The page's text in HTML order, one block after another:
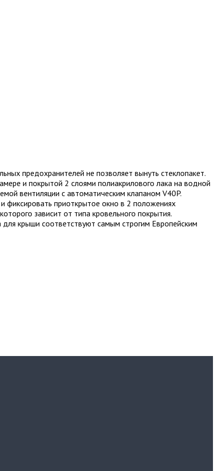
предохранителей не позволяет вынуть стеклопакет.
и покрытой 2 слоями полиакрилового лака на водной
вентиляции с автоматическим клапаном V40P.
фиксировать приоткрытое окно в 2 положениях
зависит от типа кровельного покрытия.
крыши соответствуют самым строгим Европейским